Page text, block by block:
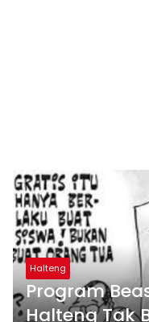
Halteng
Program
Halteng Tak